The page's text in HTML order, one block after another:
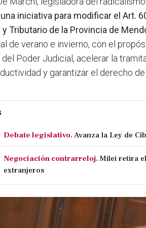
iniciativa para modificar el Art.
y Tributario de la Provincia de
de verano e invierno, con el
Poder Judicial, acelerar la
y garantizar el derecho
Debate legislativo.Avanza la Ley de
Negociación contrarreloj. Milei retira
extranjeros